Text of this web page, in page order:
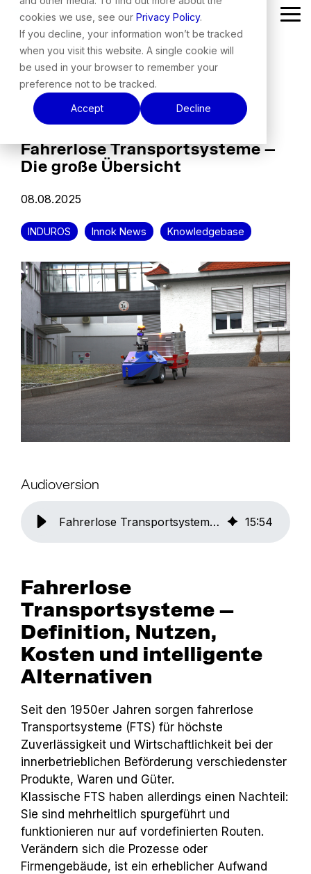
cookies we use, see our Privacy Policy.
If you decline, your information won’t be tracked
when you visit this website. A single cookie will
be used in your browser to remember your
preference not to be tracked.
Accept Decline
Skip
main
content.
Fahrerlose Transportsysteme –
Die große Übersicht
08.08.2025
INDUROS Innok News Knowledgebase
Audioversion
Fahrerlose Transportsysteme – Die große Übersicht 15:54
Fahrerlose
Transportsysteme –
Definition, Nutzen,
Kosten und intelligente
Alternativen
Seit den 1950er Jahren sorgen fahrerlose
Transportsysteme (FTS) für höchste
Zuverlässigkeit und Wirtschaftlichkeit bei der
innerbetrieblichen Beförderung verschiedenster
Produkte, Waren und Güter.
Klassische FTS haben allerdings einen Nachteil:
Sie sind mehrheitlich spurgeführt und
funktionieren nur auf vordefinierten Routen.
Verändern sich die Prozesse oder
Firmengebäude, ist ein erheblicher Aufwand